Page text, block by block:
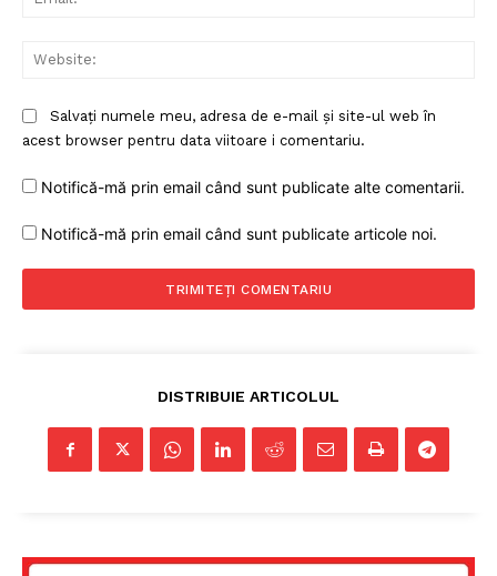
Salvați numele meu, adresa de e-mail și site-ul web în
acest browser pentru data viitoare i comentariu.
Notifică-mă prin email când sunt publicate alte comentarii.
Notifică-mă prin email când sunt publicate articole noi.
DISTRIBUIE ARTICOLUL